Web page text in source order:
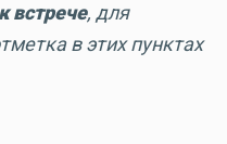
встрече, для
в этих пунктах